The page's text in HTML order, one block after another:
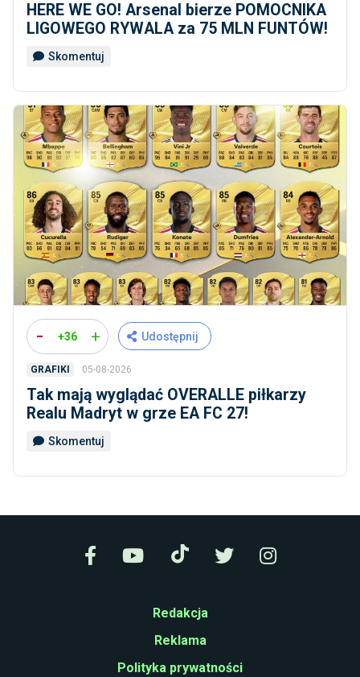
HERE WE GO! Arsenal bierze POMOCNIKA
LIGOWEGO RYWALA za 75 MLN FUNTÓW!
Skomentuj
- +36 + Udostępnij
GRAFIKI 05-08-2026
Tak mają wyglądać OVERALLE piłkarzy
Realu Madryt w grze EA FC 27!
Skomentuj
Redakcja
Reklama
Polityka prywatności